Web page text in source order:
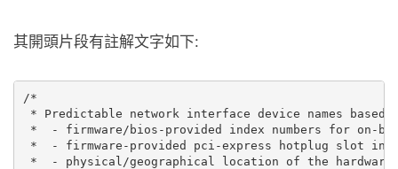
其開頭片段有註解文字如下:
/*
* Predictable network interface device names based
*  - firmware/bios-provided index numbers for on-
*  - firmware-provided pci-express hotplug slot
*  - physical/geographical location of the hardware